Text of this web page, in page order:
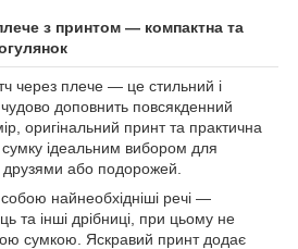
з принтом — компактна та
через плече — це стильний і
доповнить повсякденний
оригінальний принт та практична
сумку ідеальним вибором для
друзями або подорожей.
собою найнеобхідніші речі —
та інші дрібниці, при цьому не
сумкою. Яскравий принт додає